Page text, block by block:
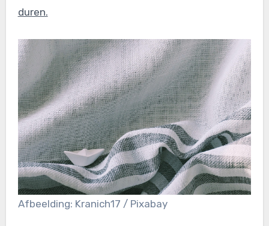
duren.
Afbeelding: Kranich17 / Pixabay